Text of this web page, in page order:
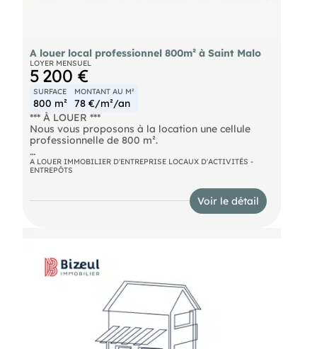
A louer local professionnel 800m² à Saint Malo
LOYER MENSUEL
5 200 €
SURFACE
800 m²
MONTANT AU M²
78 €/m²/an
*** À LOUER ***
Nous vous proposons à la location une cellule
professionnelle de 800 m².
La cellule comprend :
Places de parkings disponibles sur la façade
avant du bâtiment.
Zone de stockage à l'arrière.
À visiter dès maintenant.
A LOUER IMMOBILIER D'ENTREPRISE LOCAUX D'ACTIVITÉS -
ENTREPÔTS
Voir le détail